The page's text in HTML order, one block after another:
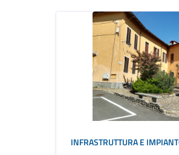
INFRASTRUTTURA E